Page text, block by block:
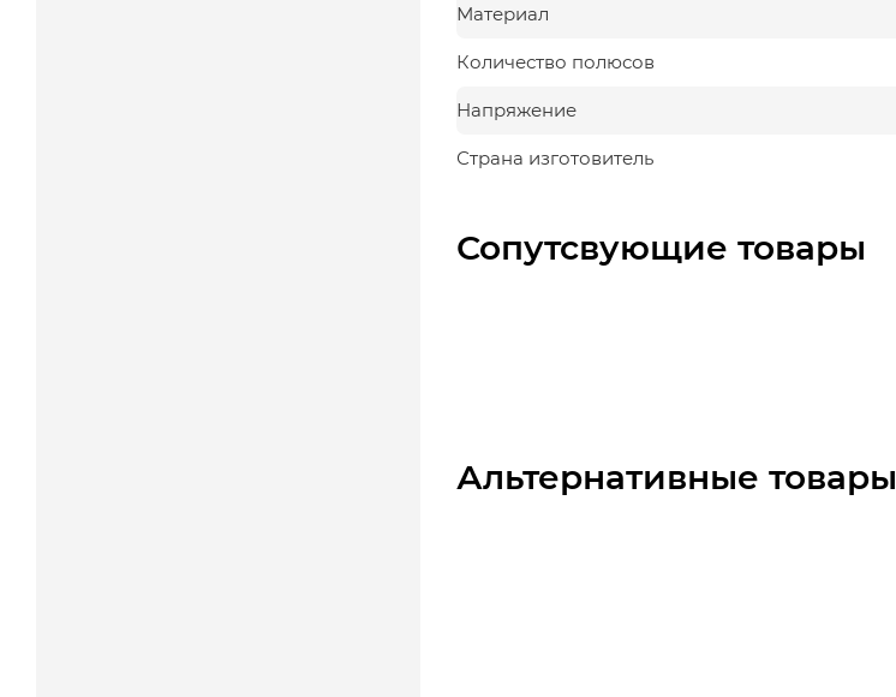
Материал
Количество полюсов
Напряжение
Страна изготовитель
Сопутсвующие товары
Альтернативные товары